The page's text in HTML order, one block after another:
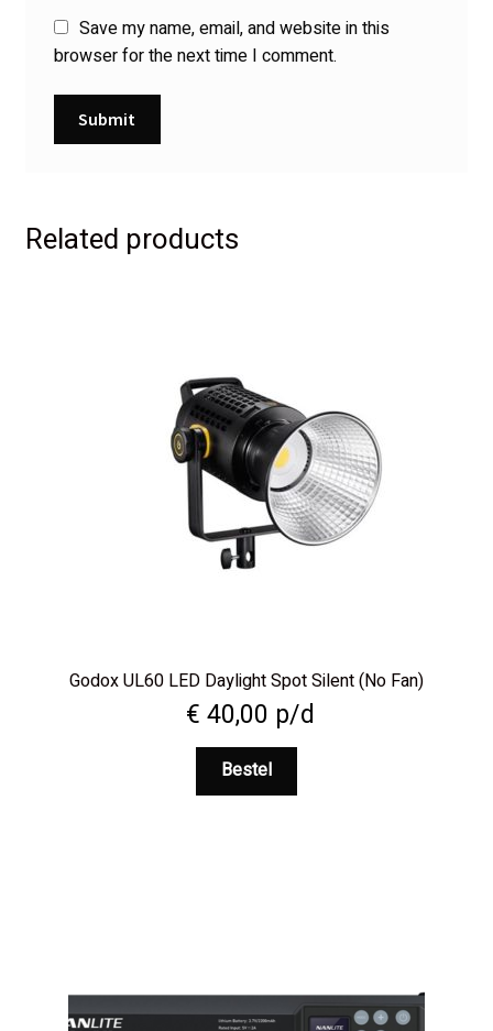
Save my name, email, and website in this
browser for the next time I comment.
Related products
Godox UL60 LED Daylight Spot Silent (No Fan)
€ 40,00 p/d
Bestel